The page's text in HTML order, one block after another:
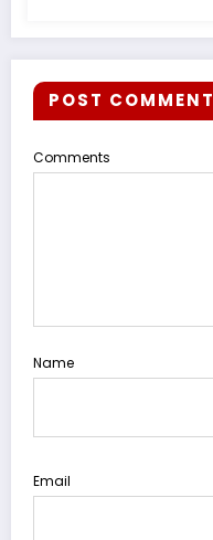
POST COMMENT
Comments
Name
Email